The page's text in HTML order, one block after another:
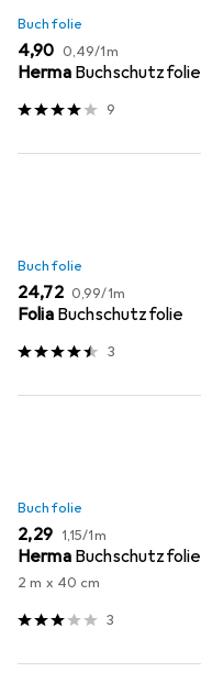
Buchfolie
EUR
4,90 EUR
0,49/1m
Herma Buchschutzfolie
9
Buchfolie
EUR
24,72 EUR
0,99/1m
Folia Buchschutzfolie
3
Buchfolie
EUR
2,29 EUR
1,15/1m
Herma Buchschutzfolie
2 m x 40 cm
3